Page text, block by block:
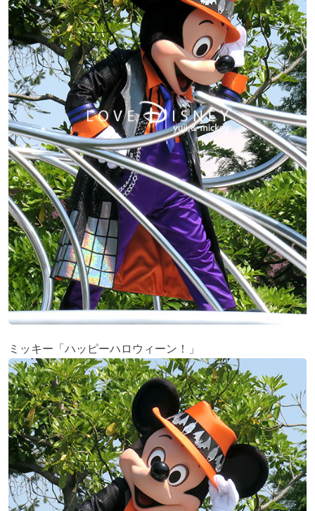
ミッキー「ハッピーハロウィーン！」